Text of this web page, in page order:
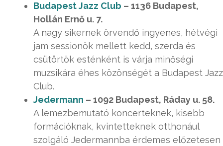
Budapest Jazz Club – 1136 Budapest,
Hollán Ernő u. 7.
A nagy sikernek örvendő ingyenes, hétvégi
jam sessionök mellett kedd, szerda és
csütörtök esténként is várja minőségi
muzsikára éhes közönségét a Budapest Jazz
Club.
Jedermann – 1092 Budapest, Ráday u. 58.
A lemezbemutató koncerteknek, kisebb
formációknak, kvintetteknek otthonául
szolgáló Jedermannba érdemes előzetesen